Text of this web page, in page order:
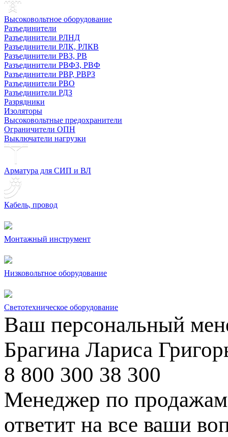
Высоковольтное оборудование
Разъединители
Разъединители РЛНД
Разъединители РЛК, РЛКВ
Разъединители РВЗ, РВ
Разъединители РВФЗ, РВФ
Разъединители РВР, РВРЗ
Разъединители РВО
Разъединители РДЗ
Разрядники
Изоляторы
Высоковольтные предохранители
Ограничители ОПН
Выключатели нагрузки
Арматура для СИП и ВЛ
Кабель, провод
Монтажный инструмент
Низковольтное оборудование
Светотехническое оборудование
Ваш персональный
Брагина Лариса
8 800 300 38 300
Менеджер по продажам
ответит на все ваши